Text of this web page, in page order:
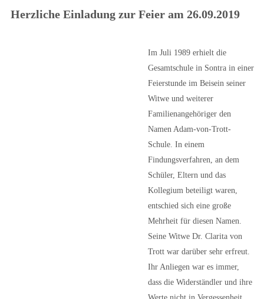
Herzliche Einladung zur Feier am 26.09.2019
Im Juli 1989 erhielt die
Gesamtschule in Sontra in einer
Feierstunde im Beisein seiner
Witwe und weiterer
Familienangehöriger den
Namen Adam-von-Trott-
Schule. In einem
Findungsverfahren, an dem
Schüler, Eltern und das
Kollegium beteiligt waren,
entschied sich eine große
Mehrheit für diesen Namen.
Seine Witwe Dr. Clarita von
Trott war darüber sehr erfreut.
Ihr Anliegen war es immer,
dass die Widerständler und ihre